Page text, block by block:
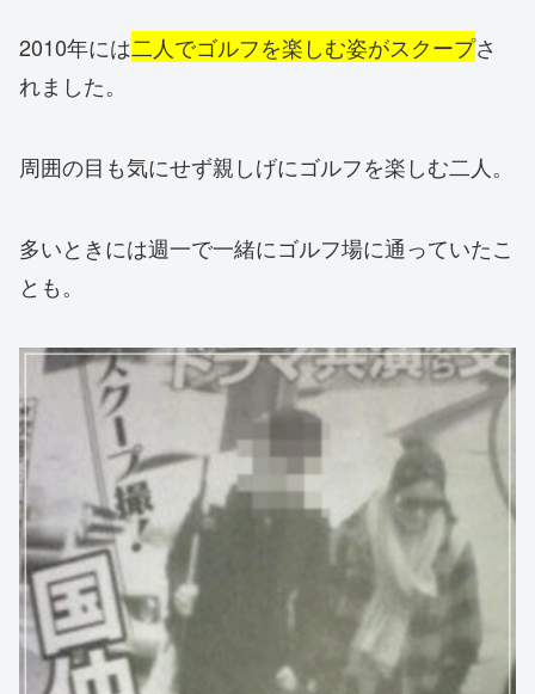
2010年には二人でゴルフを楽しむ姿がスクープさ
れました。
周囲の目も気にせず親しげにゴルフを楽しむ二人。
多いときには週一で一緒にゴルフ場に通っていたこ
とも。